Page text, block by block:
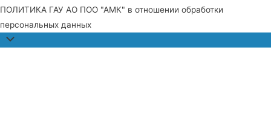
ПОЛИТИКА ГАУ АО ПОО "АМК" в отношении обработки
персональных данных
Прокрутить